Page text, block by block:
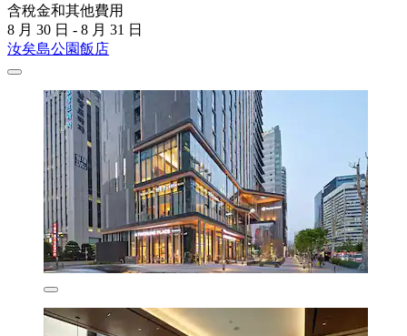
含稅金和其他費用
8 月 30 日 - 8 月 31 日
汝矣島公園飯店